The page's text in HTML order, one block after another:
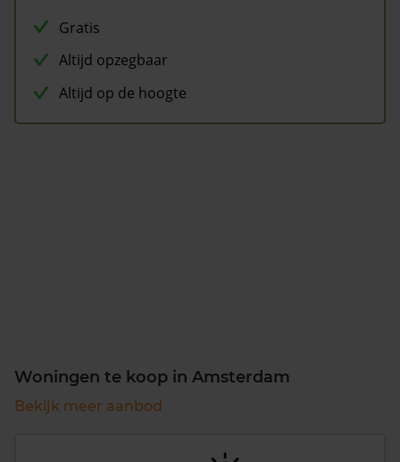
Gratis
Altijd opzegbaar
Altijd op de hoogte
Woningen te koop in Amsterdam
Bekijk meer aanbod